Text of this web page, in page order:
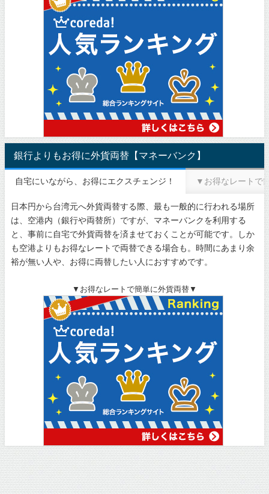
銀行よりもお得に外貨両替【マネーバンク】
自宅にいながら、お得にエクスチェンジ！ ▼お得なレートで
日本円から台湾元へ外貨両替する際、最も一般的に行われる場所
は、空港内（銀行や両替所）ですが、マネーバンクを利用する
と、事前に自宅で外貨両替を済ませておくことが可能です。しか
も空港よりもお得なレートで両替できる場合も。時間にあまり余
裕が無い人や、お得に両替したい人におすすめです。
▼お得なレートで簡単に外貨両替▼